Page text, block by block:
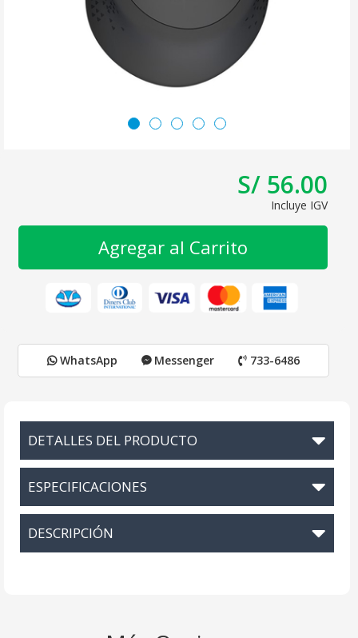
S/ 56.00
Incluye IGV
Agregar al Carrito
WhatsApp Messenger 733-6486
DETALLES DEL PRODUCTO
ESPECIFICACIONES
DESCRIPCIÓN